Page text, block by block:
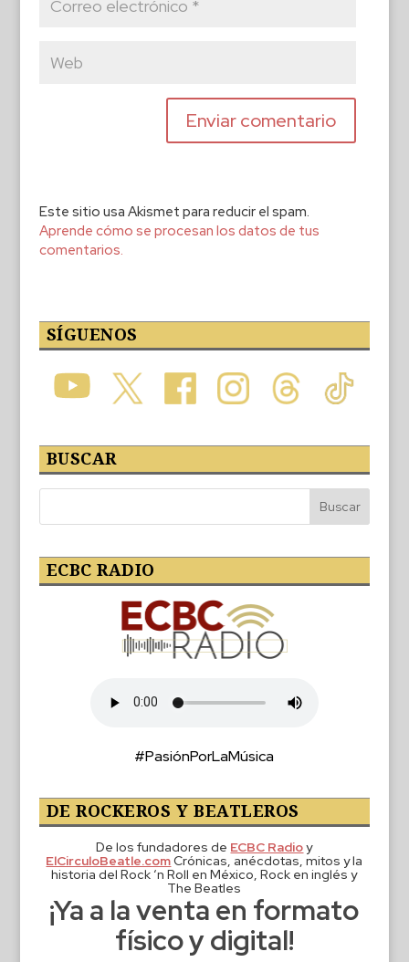
Este sitio usa Akismet para reducir el spam.
Aprende cómo se procesan los datos de tus
comentarios.
SÍGUENOS
BUSCAR
ECBC RADIO
#PasiónPorLaMúsica
DE ROCKEROS Y BEATLEROS
De los fundadores de ECBC Radioy
ElCirculoBeatle.comCrónicas, anécdotas, mitos y la
historia del Rock ‘n Roll en México, Rock en inglés y
The Beatles
¡Ya a la venta en formato
físico y digital!